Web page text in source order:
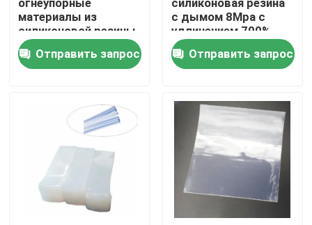
ПРОДУКТЫ
Путешествие фабрики
Проверка качества
Свяжитесь мы
огнеупорные
материалы из
силиконовой резины
8,5 МПа для пищевой
промышленности
Отправить запрос
силиконовая резина
с дымом 8Mpa с
удлинением 700%
для пекарни
Отправить запрос